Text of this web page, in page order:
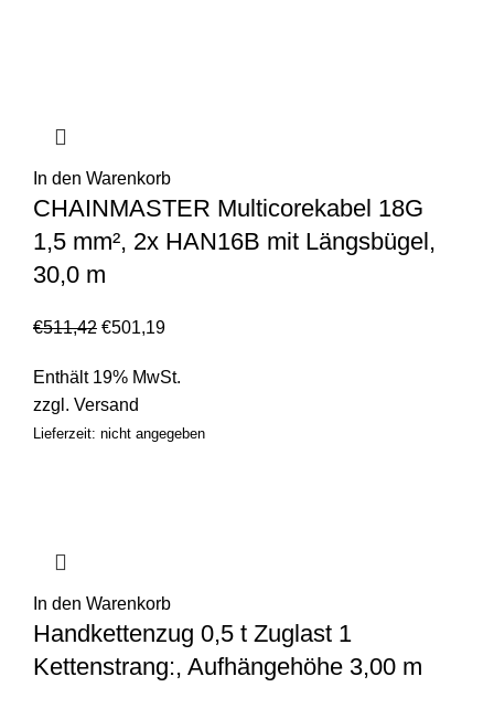
In den Warenkorb
CHAINMASTER Multicorekabel 18G
1,5 mm², 2x HAN16B mit Längsbügel,
30,0 m
€511,42 €501,19
Enthält 19% MwSt.
zzgl. Versand
Lieferzeit: nicht angegeben
In den Warenkorb
Handkettenzug 0,5 t Zuglast 1
Kettenstrang:, Aufhängehöhe 3,00 m